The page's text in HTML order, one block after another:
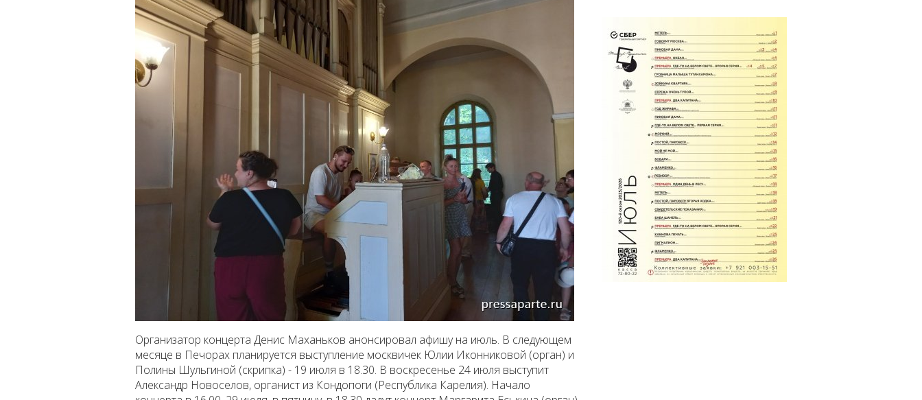
Организатор концерта Денис Маханьков анонсировал афишу на июль. В следующем
месяце в Печорах планируется выступление москвичек Юлии Иконниковой (орган) и
Полины Шульгиной (скрипка) - 19 июля в 18.30. В воскресенье 24 июля выступит
Александр Новоселов, органист из Кондопоги (Республика Карелия). Начало